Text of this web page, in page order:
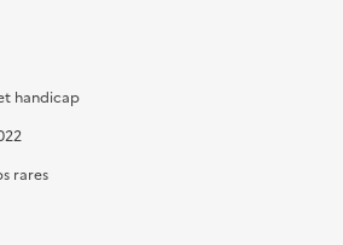
handicap
rares